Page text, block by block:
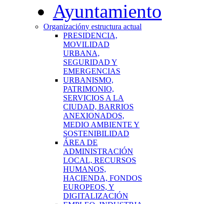
Ayuntamiento
Organizacióny estructura actual
PRESIDENCIA,
MOVILIDAD
URBANA,
SEGURIDAD Y
EMERGENCIAS
URBANISMO,
PATRIMONIO,
SERVICIOS A LA
CIUDAD, BARRIOS
ANEXIONADOS,
MEDIO AMBIENTE Y
SOSTENIBILIDAD
ÁREA DE
ADMINISTRACIÓN
LOCAL, RECURSOS
HUMANOS,
HACIENDA, FONDOS
EUROPEOS, Y
DIGITALIZACIÓN